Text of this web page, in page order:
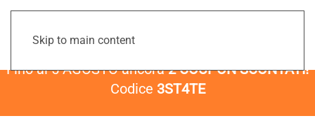
Skip to main content
Fino al 5 AGOSTO ancora2 COUPON SCONTATI!
Codice 3ST4TE